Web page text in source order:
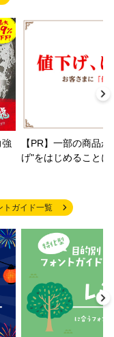
【PR】一部の商品
げ"をはじめること
トガイド一覧